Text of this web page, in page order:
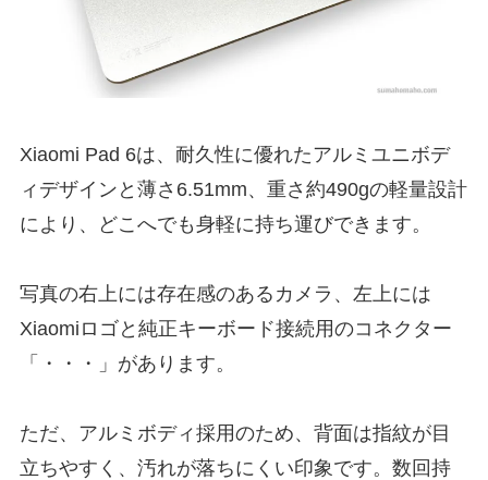
Xiaomi Pad 6は、耐久性に優れたアルミユニボデ
ィデザインと薄さ6.51mm、重さ約490gの軽量設計
により、どこへでも身軽に持ち運びできます。
写真の右上には存在感のあるカメラ、左上には
Xiaomiロゴと純正キーボード接続用のコネクター
「・・・」があります。
ただ、アルミボディ採用のため、背面は指紋が目
立ちやすく、汚れが落ちにくい印象です。数回持